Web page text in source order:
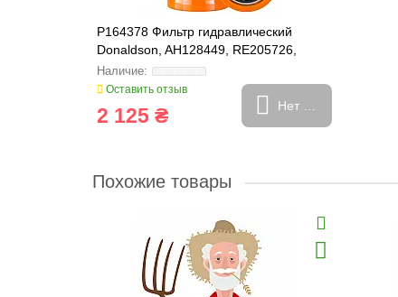
P164378 Фильтр гидравлический
Donaldson, AH128449, RE205726,
512743, 360263
Оставить отзыв
2 125 ₴ Нет в наличии
Похожие товары